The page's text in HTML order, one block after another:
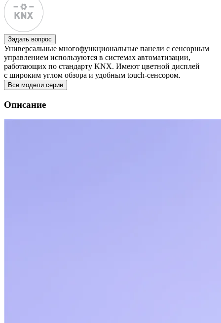
Задать вопрос
Универсальные многофункциональные панели с сенсорным
управлением используются в системах автоматизации,
работающих по стандарту KNX. Имеют цветной дисплей
с широким углом обзора и удобным touch-сенсором.
Все модели серии
Описание